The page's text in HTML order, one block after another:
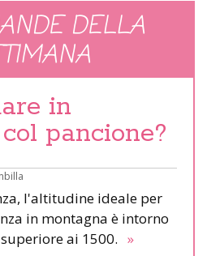
DELLA
in
pancione?
l'altitudine ideale per
in montagna è intorno
ai 1500. »